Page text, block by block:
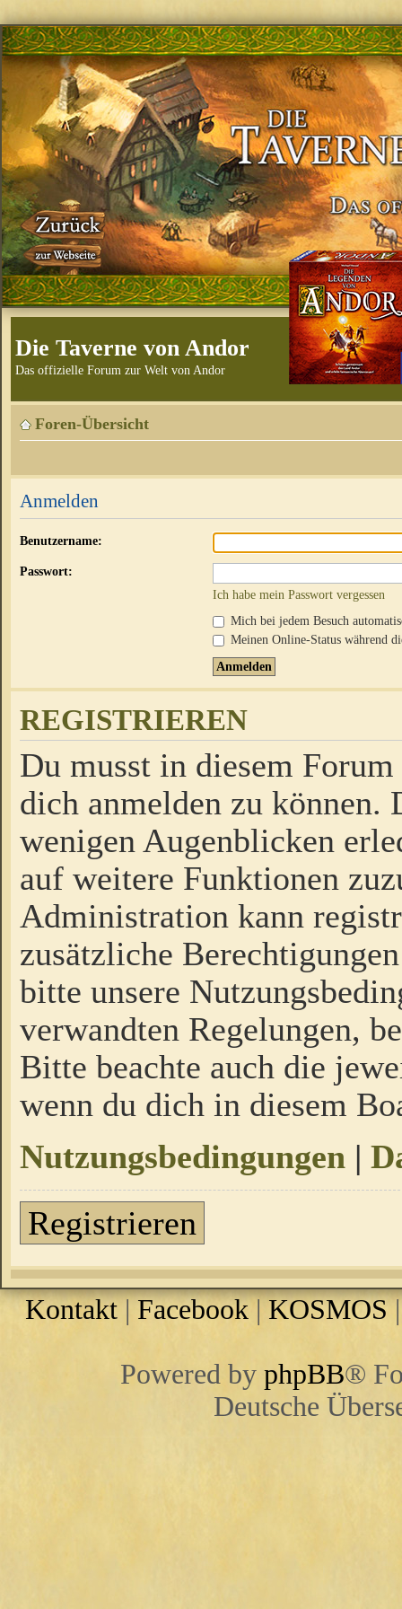
Die Taverne von Andor
Das offizielle Forum zur Welt von Andor
Foren-Übersicht
Anmelden
Benutzername:
Passwort:
Ich habe mein Passwort vergessen
Mich bei jedem Besuch
Meinen Online-Status während
REGISTRIEREN
Du musst in diesem
dich anmelden zu
wenigen Augenblicken
auf weitere Funktionen
Administration kann
zusätzliche
bitte unsere
verwandten Regelungen,
Bitte beachte auch die
wenn du dich in diesem
Nutzungsbedingungen |
Registrieren
Kontakt | Facebook |KOSMOS
Powered by phpBB®
Deutsche